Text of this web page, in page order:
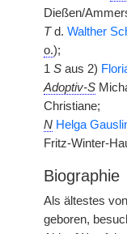
Dießen/
Td. Walther
o.);
1 S aus 2)
Adoptiv-S
Christiane;
N Helga
Fritz-Winter-
Biographie
Als ältestes
geboren,